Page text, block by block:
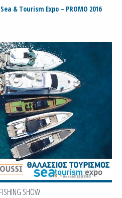
& Tourism Expo – PROMO 2016
SHOW